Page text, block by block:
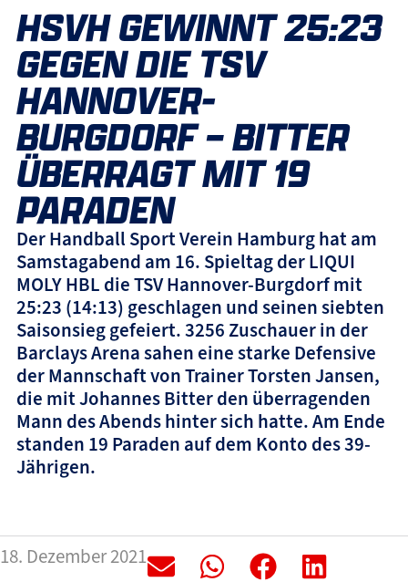
HSVH GEWINNT 25:23
GEGEN DIE TSV
HANNOVER-
BURGDORF – BITTER
ÜBERRAGT MIT 19
PARADEN
Der Handball Sport Verein Hamburg hat am
Samstagabend am 16. Spieltag der LIQUI
MOLY HBL die TSV Hannover-Burgdorf mit
25:23 (14:13) geschlagen und seinen siebten
Saisonsieg gefeiert. 3256 Zuschauer in der
Barclays Arena sahen eine starke Defensive
der Mannschaft von Trainer Torsten Jansen,
die mit Johannes Bitter den überragenden
Mann des Abends hinter sich hatte. Am Ende
standen 19 Paraden auf dem Konto des 39-
Jährigen.
18. Dezember 2021